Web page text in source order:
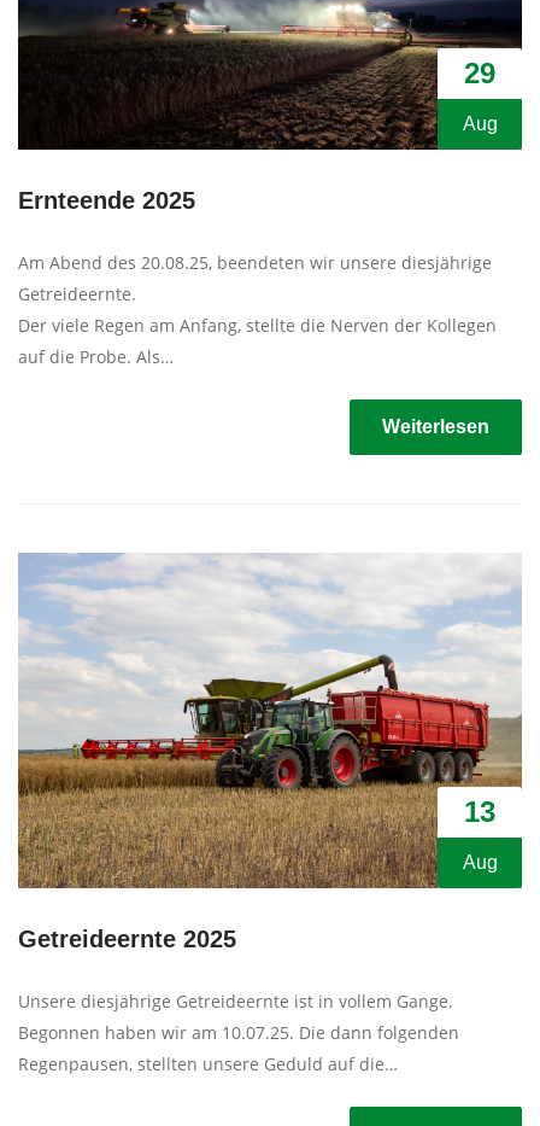
29
Aug
Ernteende 2025
Am Abend des 20.08.25, beendeten wir unsere diesjährige
Getreideernte.
Der viele Regen am Anfang, stellte die Nerven der Kollegen
auf die Probe. Als…
Weiterlesen
13
Aug
Getreideernte 2025
Unsere diesjährige Getreideernte ist in vollem Gange.
Begonnen haben wir am 10.07.25. Die dann folgenden
Regenpausen, stellten unsere Geduld auf die…